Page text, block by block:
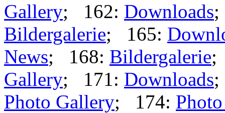
Gallery; 162: Downloads
Bildergalerie; 165:
News; 168: Bildergalerie;
Gallery; 171: Downloads
Photo Gallery; 174: